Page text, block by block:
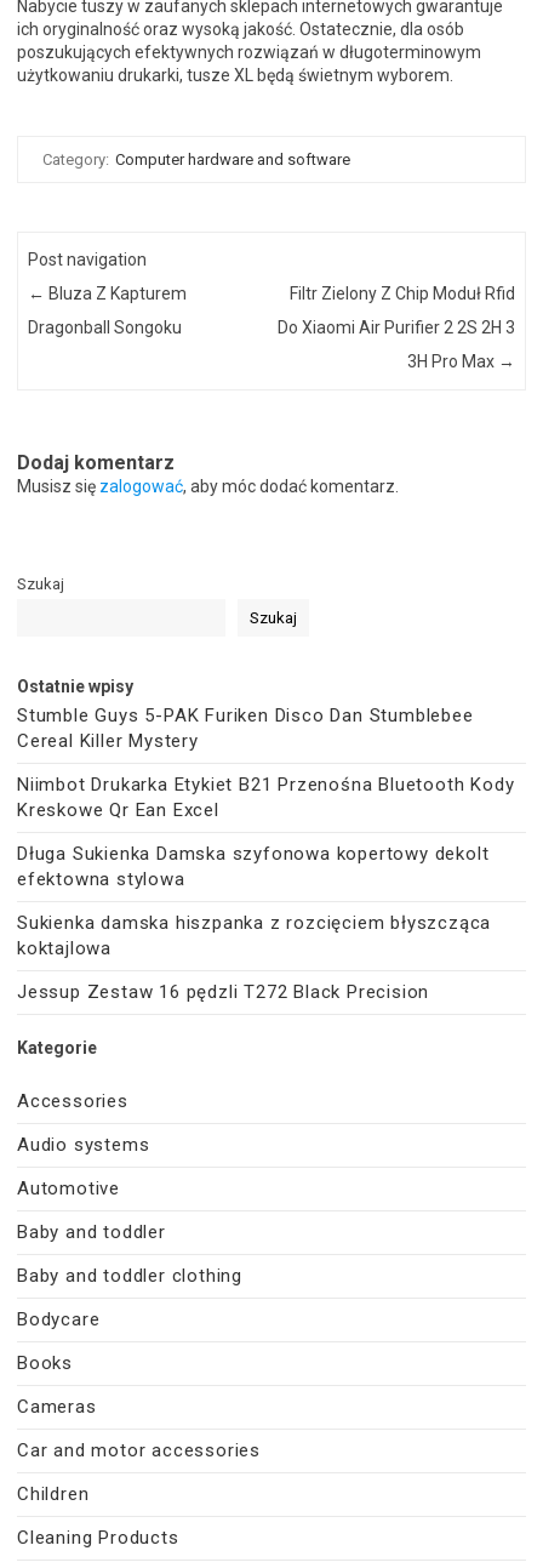
Nabycie tuszy w zaufanych sklepach internetowych gwarantuje
ich oryginalność oraz wysoką jakość. Ostatecznie, dla osób
poszukujących efektywnych rozwiązań w długoterminowym
użytkowaniu drukarki, tusze XL będą świetnym wyborem.
Category: Computer hardware and software
Post navigation
← Bluza Z Kapturem
Dragonball Songoku
Filtr Zielony Z Chip Moduł Rfid
Do Xiaomi Air Purifier 2 2S 2H 3
3H Pro Max →
Dodaj komentarz
Musisz się zalogować, aby móc dodać komentarz.
Szukaj
Szukaj
Ostatnie wpisy
Stumble Guys 5-PAK Furiken Disco Dan Stumblebee
Cereal Killer Mystery
Niimbot Drukarka Etykiet B21 Przenośna Bluetooth Kody
Kreskowe Qr Ean Excel
Długa Sukienka Damska szyfonowa kopertowy dekolt
efektowna stylowa
Sukienka damska hiszpanka z rozcięciem błyszcząca
koktajlowa
Jessup Zestaw 16 pędzli T272 Black Precision
Kategorie
Accessories
Audio systems
Automotive
Baby and toddler
Baby and toddler clothing
Bodycare
Books
Cameras
Car and motor accessories
Children
Cleaning Products